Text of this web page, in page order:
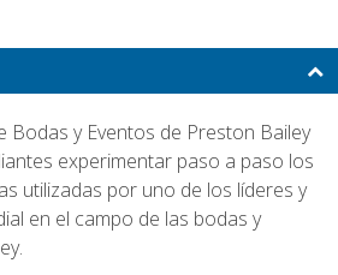
Bodas y Eventos de Preston Bailey
experimentar paso a paso los
utilizadas por uno de los líderes y
en el campo de las bodas y